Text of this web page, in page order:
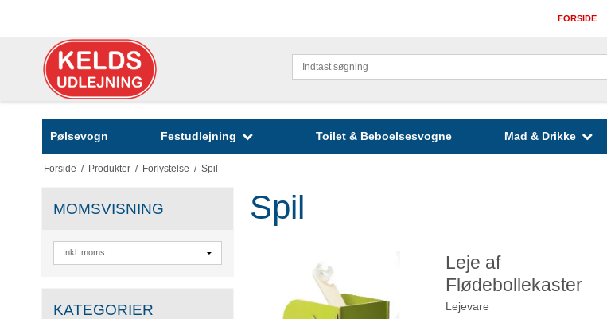
FORSIDE
Pølsevogn Festudlejning Toilet & Beboelsesvogne Mad & Drikke
Forside / Produkter / Forlystelse / Spil
MOMSVISNING
KATEGORIER
Spil
Leje af
Flødebollekaster
Lejevare